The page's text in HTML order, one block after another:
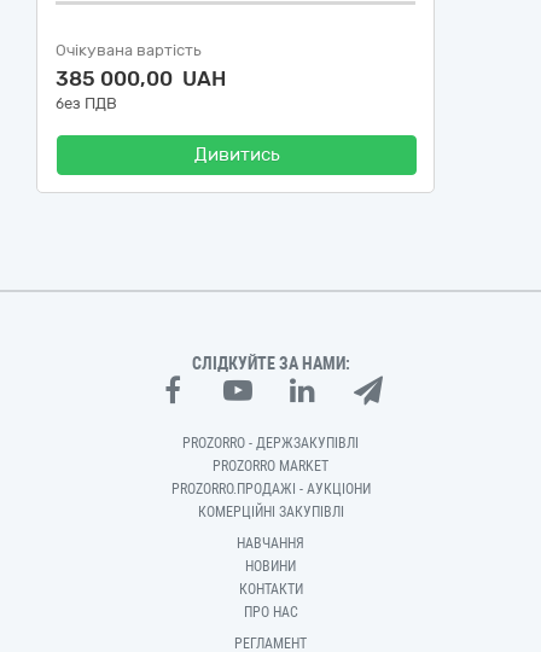
Очікувана вартість
385 000,00 UAH
без ПДВ
Дивитись
СЛІДКУЙТЕ ЗА НАМИ:
PROZORRO - ДЕРЖЗАКУПІВЛІ
PROZORRO MARKET
PROZORRO.ПРОДАЖІ - АУКЦІОНИ
КОМЕРЦІЙНІ ЗАКУПІВЛІ
НАВЧАННЯ
НОВИНИ
КОНТАКТИ
ПРО НАС
РЕГЛАМЕНТ